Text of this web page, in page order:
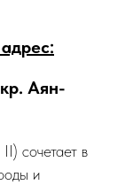
Аян-
сочетает в
и